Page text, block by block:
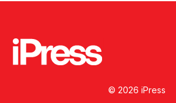
© 2026 iPress